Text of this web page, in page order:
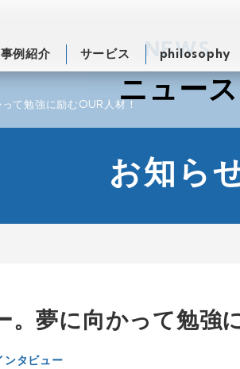
事例紹介 サービス philosophy
NEWS
ニュース
て勉強に励むOUR人材！
お知ら
。夢に向かって勉強
ンタビュー